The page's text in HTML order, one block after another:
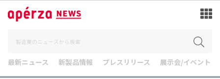
最新ニュース 新製品情報 プレスリリース 展示会/イベント